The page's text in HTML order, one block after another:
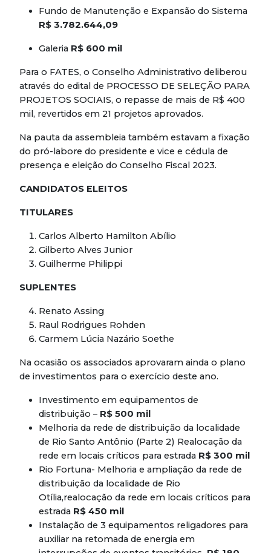
Fundo de Manutenção e Expansão do Sistema
R$ 3.782.644,09
Galeria R$ 600 mil
Para o FATES, o Conselho Administrativo deliberou
através do edital de PROCESSO DE SELEÇÃO PARA
PROJETOS SOCIAIS, o repasse de mais de R$ 400
mil, revertidos em 21 projetos aprovados.
Na pauta da assembleia também estavam a fixação
do pró-labore do presidente e vice e cédula de
presença e eleição do Conselho Fiscal 2023.
CANDIDATOS ELEITOS
TITULARES
Carlos Alberto Hamilton Abílio
Gilberto Alves Junior
Guilherme Philippi
SUPLENTES
Renato Assing
Raul Rodrigues Rohden
Carmem Lúcia Nazário Soethe
Na ocasião os associados aprovaram ainda o plano
de investimentos para o exercício deste ano.
Investimento em equipamentos de
distribuição – R$ 500 mil
Melhoria da rede de distribuição da localidade
de Rio Santo Antônio (Parte 2) Realocação da
rede em locais críticos para estrada R$ 300 mil
Rio Fortuna- Melhoria e ampliação da rede de
distribuição da localidade de Rio
Otília,realocação da rede em locais críticos para
estrada R$ 450 mil
Instalação de 3 equipamentos religadores para
auxiliar na retomada de energia em